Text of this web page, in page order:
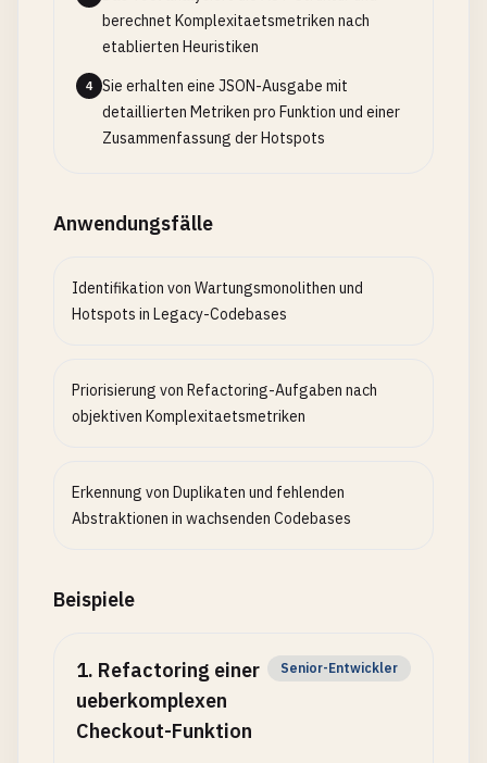
berechnet Komplexitaetsmetriken nach
etablierten Heuristiken
4
Sie erhalten eine JSON-Ausgabe mit
detaillierten Metriken pro Funktion und einer
Zusammenfassung der Hotspots
Anwendungsfälle
Identifikation von Wartungsmonolithen und
Hotspots in Legacy-Codebases
Priorisierung von Refactoring-Aufgaben nach
objektiven Komplexitaetsmetriken
Erkennung von Duplikaten und fehlenden
Abstraktionen in wachsenden Codebases
Beispiele
1. Refactoring einer
ueberkomplexen
Checkout-Funktion
Senior-Entwickler